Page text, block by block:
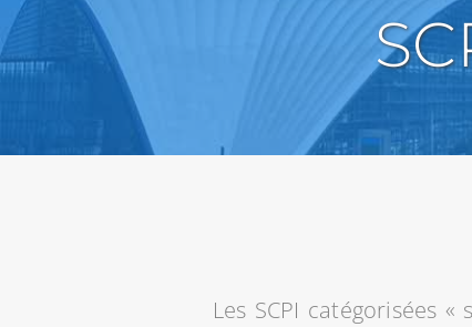
Les SCPI catégorisées